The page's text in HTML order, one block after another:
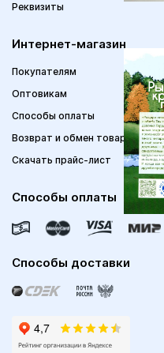
Реквизиты
Интернет-магазин
Покупателям
Оптовикам
Способы оплаты
Возврат и обмен товара
Скачать прайс-лист
Способы оплаты
Способы доставки